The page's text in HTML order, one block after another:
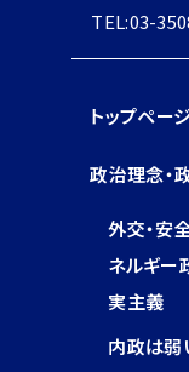
TEL:03-
トップページ
政治理念・
外交・安
ネルギー
実主義
内政は弱